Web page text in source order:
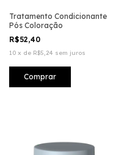
Tratamento Condicionante
Pós Coloração
R$52,40
10 x de R$5,24 sem juros